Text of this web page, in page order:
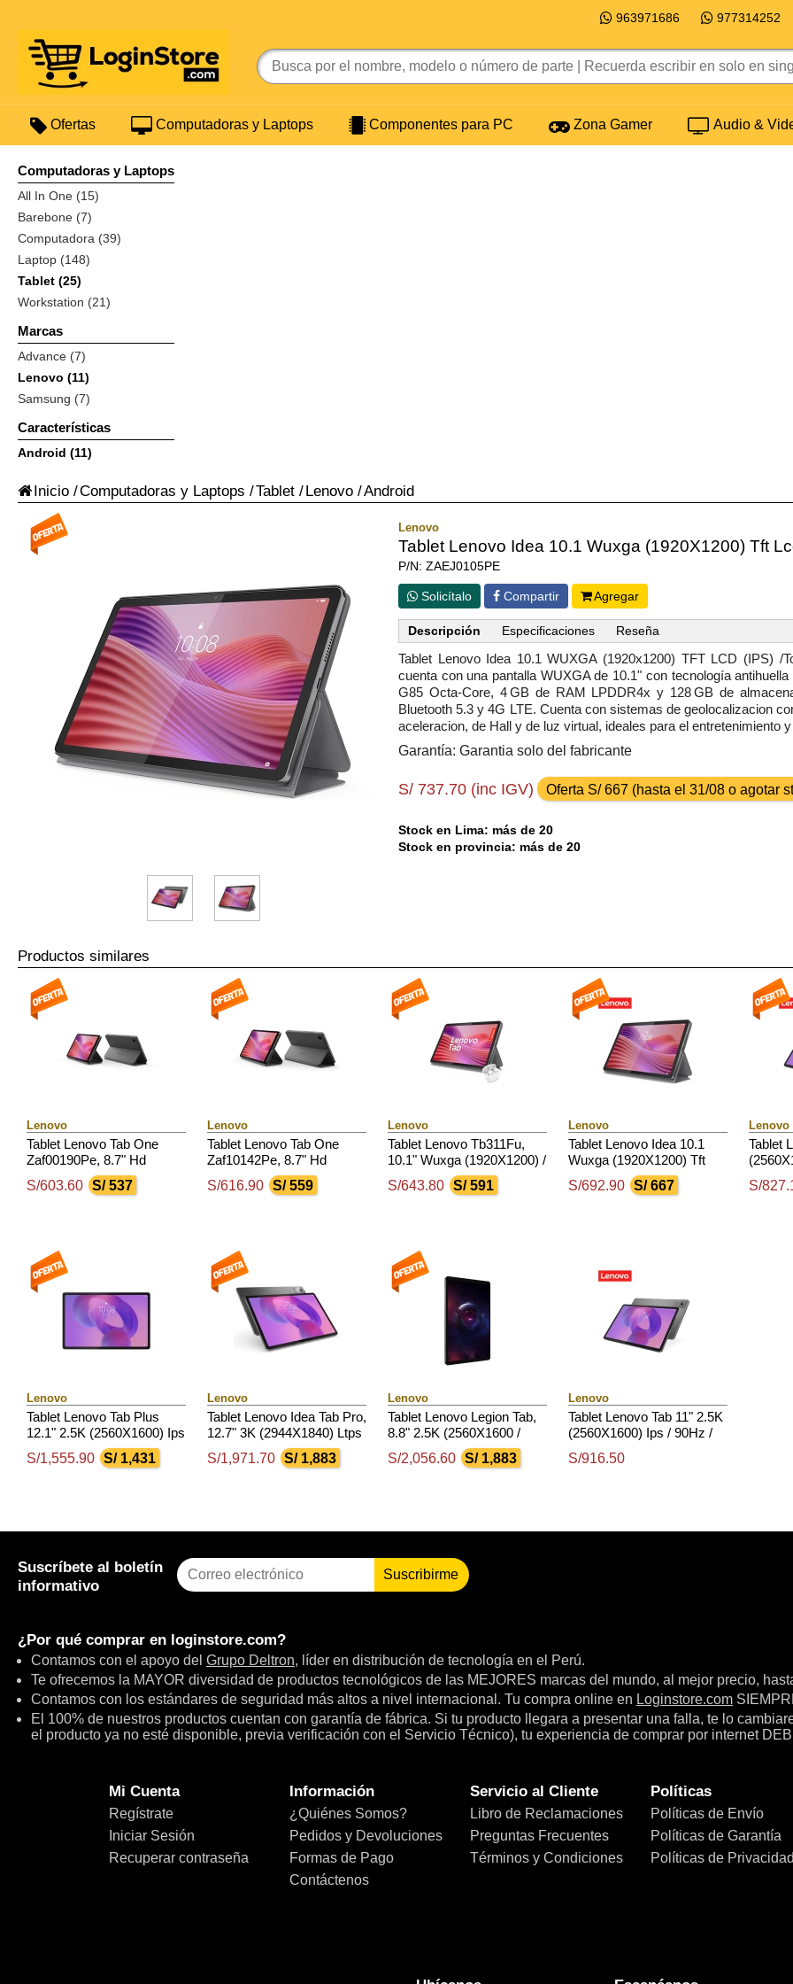
963971686 977314252
Ofertas Computadoras y Laptops Componentes para PC Zona Gamer Audio &
Computadoras y Laptops
All In One (15)
Barebone (7)
Computadora (39)
Laptop (148)
Tablet (25)
Workstation (21)
Marcas
Advance (7)
Lenovo (11)
Samsung (7)
Características
Android (11)
Inicio /Computadoras y Laptops /Tablet /Lenovo /Android
Lenovo
Tablet Lenovo Idea 10.1 Wuxga (1920X1200) Tft
P/N: ZAEJ0105PE
Solicítalo Compartir Agregar
Descripción Especificaciones Reseña
Tablet Lenovo Idea 10.1 WUXGA (1920x1200) TFT LCD (IPS)
cuenta con una pantalla WUXGA de 10.1" con tecnología
G85 Octa-Core, 4 GB de RAM LPDDR4x y 128 GB de
Bluetooth 5.3 y 4G LTE. Cuenta con sistemas de geolocalizacion
aceleracion, de Hall y de luz virtual, ideales para el entretenimiento
Garantía: Garantia solo del fabricante
S/ 737.70 (inc IGV) Oferta S/ 667 (hasta el 31/08 o agotar
Stock en Lima: más de 20
Stock en provincia: más de 20
Productos similares
Lenovo
Tablet Lenovo Tab One
Zaf00190Pe, 8.7" Hd
(1340X800) Ips, 4Gb Ram
Lpddr4X, 128Gb Emmc 5.1
S/603.60 S/ 537
Lenovo
Tablet Lenovo Tab One
Zaf10142Pe, 8.7" Hd
(1340X800) Ips, 4Gb Ram
Lpddr4X, 128Gb Emmc 5.1
S/616.90 S/ 559
Lenovo
Tablet Lenovo Tb311Fu,
10.1" Wuxga (1920X1200) /
Tft / Lcd / Ips / Touch /
Android 14 O Superior
S/643.80 S/ 591
Lenovo
Tablet Lenovo Idea 10.1
Wuxga (1920X1200) Tft
Lcd (Ips) / Touch / Android
14 O Superior
S/692.90 S/ 667
Lenovo
Tablet
Touch
Rom,
S/
Lenovo
Tablet Lenovo Tab Plus
12.1" 2.5K (2560X1600) Ips
/ 90Hz / Touch / 8Gb Ram /
256Gb Rom, Android 15
S/1,555.90 S/ 1,431
Lenovo
Tablet Lenovo Idea Tab Pro,
12.7" 3K (2944X1840) Ltps
/ Glossy / Touch / Android
14 O Superior
S/1,971.70 S/ 1,883
Lenovo
Tablet Lenovo Legion Tab,
8.8" 2.5K (2560X1600 /
Ltps / 500Nits(Typical) /
165Hz / Glossy / Touch
S/2,056.60 S/ 1,883
Lenovo
Tablet Lenovo Tab 11" 2.5K
(2560X1600) Ips / 90Hz /
Rom, Android 15 O Sup.
S/916.50
Suscríbete al boletín
informativo
Suscribirme
¿Por qué comprar en loginstore.com?
Contamos con el apoyo del Grupo Deltron, líder en distribución de tecnología en el Perú.
Te ofrecemos la MAYOR diversidad de productos tecnológicos de las MEJORES marcas del mundo, al mejor precio,
Contamos con los estándares de seguridad más altos a nivel internacional. Tu compra online en Loginstore.com
El 100% de nuestros productos cuentan con garantía de fábrica. Si tu producto llegara a presentar una falla, te lo
el producto ya no esté disponible, previa verificación con el Servicio Técnico), tu experiencia de comprar por internet
Mi Cuenta
Regístrate
Iniciar Sesión
Recuperar contraseña
Información
¿Quiénes Somos?
Pedidos y Devoluciones
Formas de Pago
Contáctenos
Servicio al Cliente
Libro de Reclamaciones
Preguntas Frecuentes
Términos y Condiciones
Políticas
Políticas de Envío
Políticas de Garantía
Políticas de Privacidad